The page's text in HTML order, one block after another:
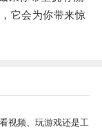
它会为你带来惊
视频、玩游戏还是工